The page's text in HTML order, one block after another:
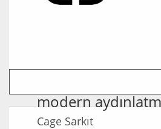
modern
Cage Sarkıt